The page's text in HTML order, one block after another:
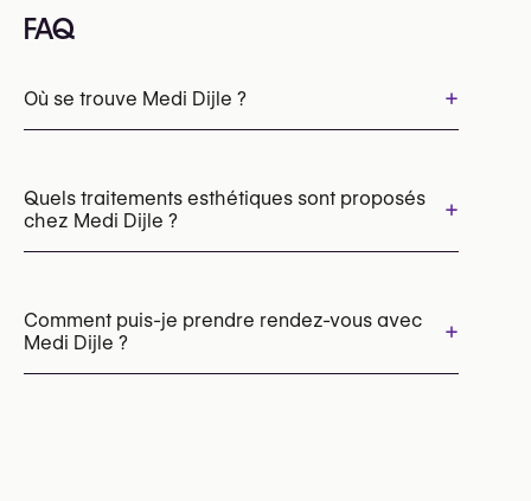
FAQ
Où se trouve Medi Dijle ? +
Quels traitements esthétiques sont proposés
chez Medi Dijle ?
+
Laser vasculaire (ExcelV, Lumecca)
Comment puis-je prendre rendez-vous avec
Medi Dijle ?
+